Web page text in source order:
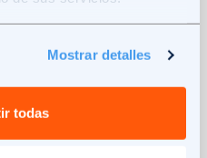
Mostrar detalles
todas
privados
Eficiencia Energética